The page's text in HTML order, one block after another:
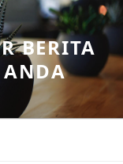
BERITA